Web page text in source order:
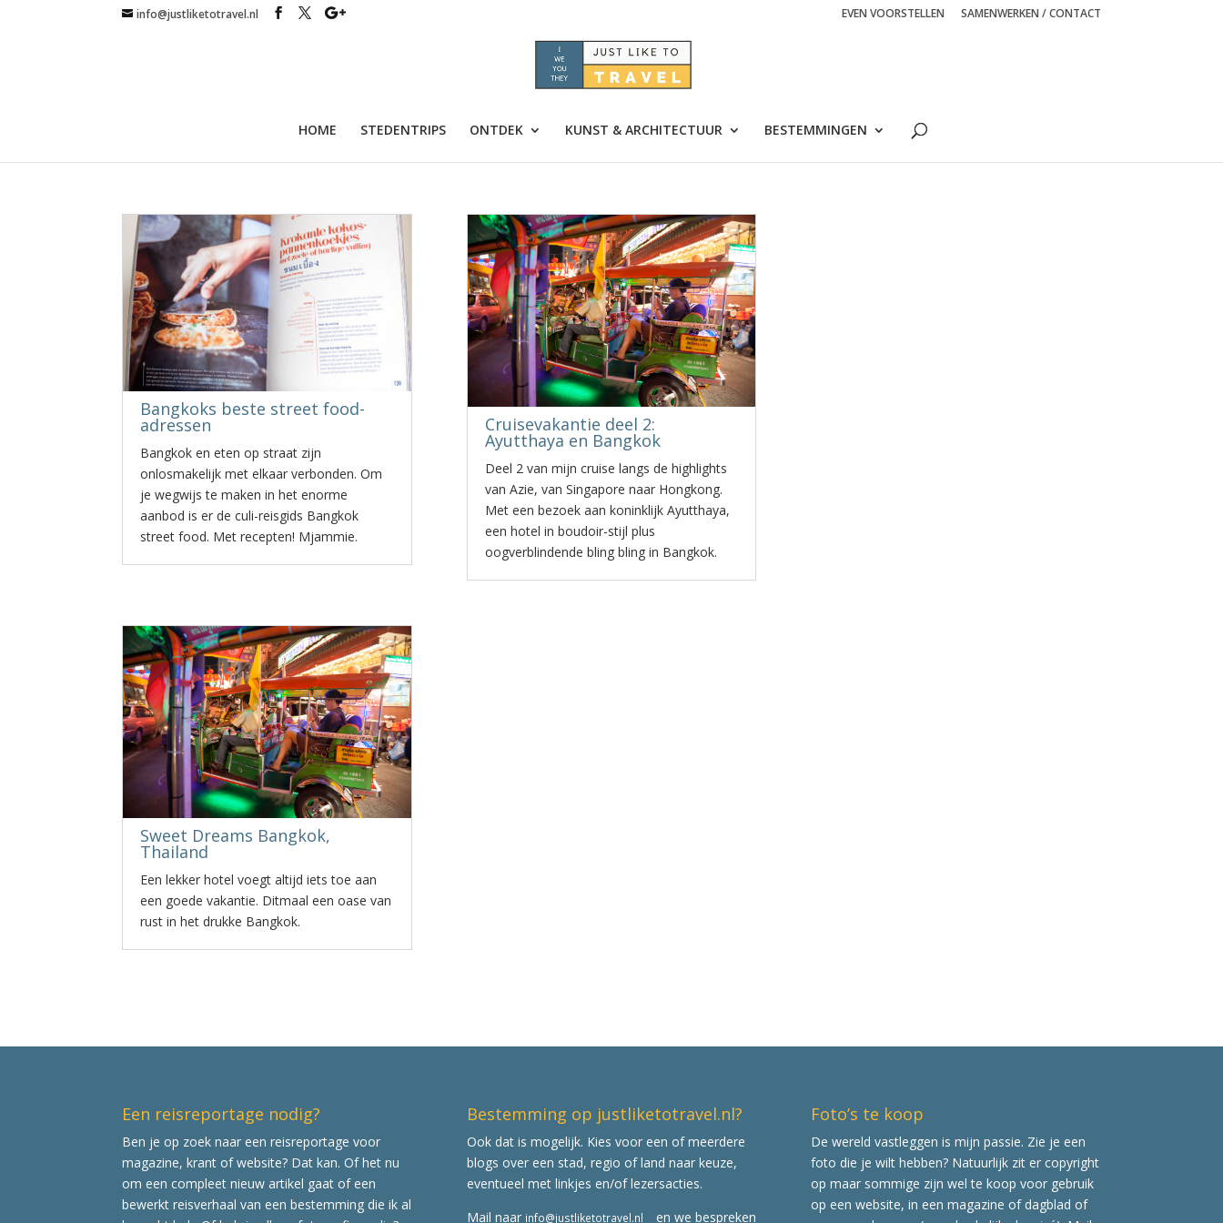
info@justliketotravel.nl EVEN VOORSTELLEN SAMENWERKEN / CONTACT
HOME STEDENTRIPS ONTDEK KUNST & ARCHITECTUUR BESTEMMINGEN
Bangkoks beste street food-
adressen
Bangkok en eten op straat zijn
onlosmakelijk met elkaar verbonden. Om
je wegwijs te maken in het enorme
aanbod is er de culi-reisgids Bangkok
street food. Met recepten! Mjammie.
Sweet Dreams Bangkok,
Thailand
Een lekker hotel voegt altijd iets toe aan
een goede vakantie. Ditmaal een oase van
rust in het drukke Bangkok.
Cruisevakantie deel 2:
Ayutthaya en Bangkok
Deel 2 van mijn cruise langs de highlights
van Azie, van Singapore naar Hongkong.
Met een bezoek aan koninklijk Ayutthaya,
een hotel in boudoir-stijl plus
oogverblindende bling bling in Bangkok.
Een reisreportage nodig?
Ben je op zoek naar een reisreportage voor
magazine, krant of website? Dat kan. Of het nu
om een compleet nieuw artikel gaat of een
bewerkt reisverhaal van een bestemming die ik al
Bestemming op justliketotravel.nl?
Ook dat is mogelijk. Kies voor een of meerdere
blogs over een stad, regio of land naar keuze,
eventueel met linkjes en/of lezersacties.
Mail naar info@justliketotravel.nl en we bespreken
Foto’s te koop
De wereld vastleggen is mijn passie. Zie je een
foto die je wilt hebben? Natuurlijk zit er copyright
op maar sommige zijn wel te koop voor gebruik
op een website, in een magazine of dagblad of